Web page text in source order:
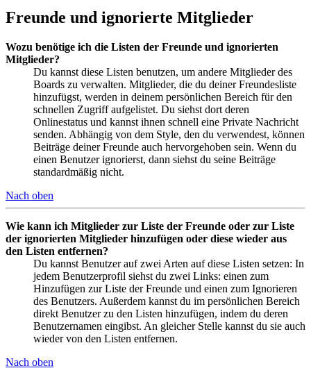
Freunde und ignorierte Mitglieder
Wozu benötige ich die Listen der Freunde und ignorierten
Mitglieder?
Du kannst diese Listen benutzen, um andere Mitglieder des
Boards zu verwalten. Mitglieder, die du deiner Freundesliste
hinzufügst, werden in deinem persönlichen Bereich für den
schnellen Zugriff aufgelistet. Du siehst dort deren
Onlinestatus und kannst ihnen schnell eine Private Nachricht
senden. Abhängig von dem Style, den du verwendest, können
Beiträge deiner Freunde auch hervorgehoben sein. Wenn du
einen Benutzer ignorierst, dann siehst du seine Beiträge
standardmäßig nicht.
Nach oben
Wie kann ich Mitglieder zur Liste der Freunde oder zur Liste
der ignorierten Mitglieder hinzufügen oder diese wieder aus
den Listen entfernen?
Du kannst Benutzer auf zwei Arten auf diese Listen setzen: In
jedem Benutzerprofil siehst du zwei Links: einen zum
Hinzufügen zur Liste der Freunde und einen zum Ignorieren
des Benutzers. Außerdem kannst du im persönlichen Bereich
direkt Benutzer zu den Listen hinzufügen, indem du deren
Benutzernamen eingibst. An gleicher Stelle kannst du sie auch
wieder von den Listen entfernen.
Nach oben